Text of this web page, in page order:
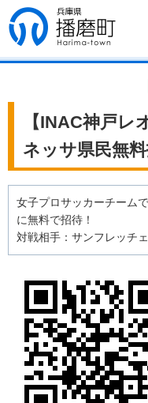
兵庫県 播磨
町
【INAC神戸レ
ネッサ県民無
女子プロサッカーチーム
に無料で招待！
対戦相手：サンフレッチ